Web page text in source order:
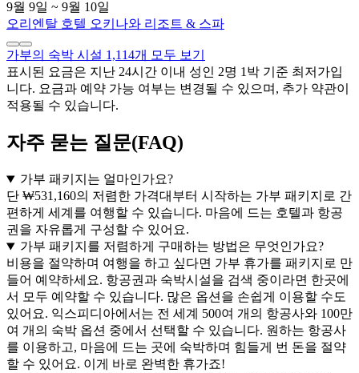
9월 9일 ~ 9월 10일
오리엔탈 호텔 오키나와 리조트 & 스파
가부의 숙박 시설 1,114개 모두 보기
표시된 요금은 지난 24시간 이내 성인 2명 1박 기준 최저가입
니다. 요금과 예약 가능 여부는 변경될 수 있으며, 추가 약관이
적용될 수 있습니다.
자주 묻는 질문(FAQ)
가부 패키지는 얼마인가요?
단 ₩531,160의 저렴한 가격대부터 시작하는 가부 패키지로 간
편하게 세계를 여행할 수 있습니다. 마음에 드는 호텔과 항공
권을 자유롭게 구성할 수 있어요.
가부 패키지를 저렴하게 구매하는 방법은 무엇인가요?
비용을 절약하며 여행을 하고 싶다면 가부 휴가를 패키지로 만
들어 예약하세요. 항공권과 숙박시설을 검색 중이라면 한곳에
서 모두 예약할 수 있습니다. 많은 옵션을 손쉽게 이용할 수도
있어요. 익스피디아에서는 전 세계 500여 개의 항공사와 100만
여 개의 숙박 옵션 중에서 선택할 수 있습니다. 원하는 항공사
를 이용하고, 마음에 드는 곳에 숙박하며 힘들게 번 돈을 절약
할 수 있어요. 이게 바로 완벽한 휴가죠!